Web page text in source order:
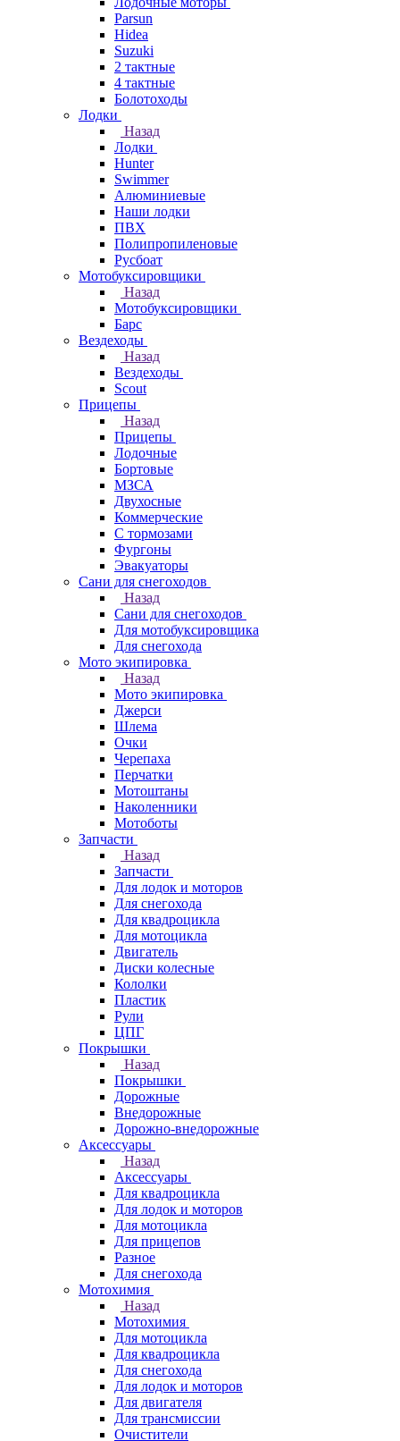
Parsun
Hidea
Suzuki
2 тактные
4 тактные
Болотоходы
Лодки
Назад
Лодки
Hunter
Swimmer
Алюминиевые
Наши лодки
ПВХ
Полипропиленовые
Русбоат
Мотобуксировщики
Назад
Мотобуксировщики
Барс
Вездеходы
Назад
Вездеходы
Scout
Прицепы
Назад
Прицепы
Лодочные
Бортовые
МЗСА
Двухосные
Коммерческие
С тормозами
Фургоны
Эвакуаторы
Сани для снегоходов
Назад
Сани для снегоходов
Для мотобуксировщика
Для снегохода
Мото экипировка
Назад
Мото экипировка
Джерси
Шлема
Очки
Черепаха
Перчатки
Мотоштаны
Наколенники
Мотоботы
Запчасти
Назад
Запчасти
Для лодок и моторов
Для снегохода
Для квадроцикла
Для мотоцикла
Двигатель
Диски колесные
Кололки
Пластик
Рули
ЦПГ
Покрышки
Назад
Покрышки
Дорожные
Внедорожные
Дорожно-внедорожные
Аксессуары
Назад
Аксессуары
Для квадроцикла
Для лодок и моторов
Для мотоцикла
Для прицепов
Разное
Для снегохода
Мотохимия
Назад
Мотохимия
Для мотоцикла
Для квадроцикла
Для снегохода
Для лодок и моторов
Для двигателя
Для трансмиссии
Очистители